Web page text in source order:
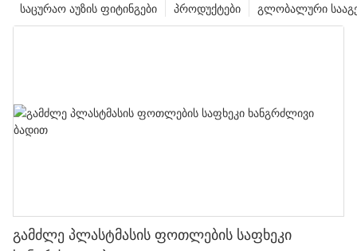
გლობალური
პროდუქტები
საცურაო აუზის ფიტინგები
გამძლე პლასტმასის ფოთლების საფხეკი